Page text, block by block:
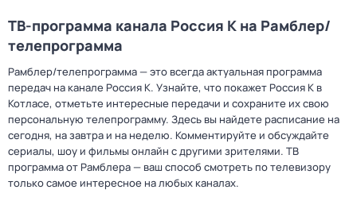
ТВ-программа канала Россия К на Рамблер/
телепрограмма
Рамблер/телепрограмма — это всегда актуальная программа
передач на канале Россия К. Узнайте, что покажет Россия К в
Котласе, отметьте интересные передачи и сохраните их свою
персональную телепрограмму. Здесь вы найдете расписание на
сегодня, на завтра и на неделю. Комментируйте и обсуждайте
сериалы, шоу и фильмы онлайн с другими зрителями. ТВ
программа от Рамблера — ваш способ смотреть по телевизору
только самое интересное на любых каналах.